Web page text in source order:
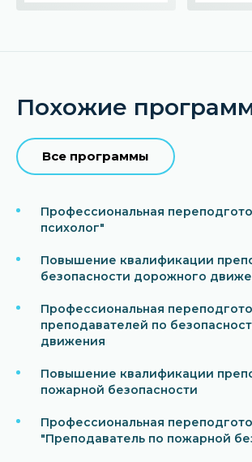
Похожие
Все программы
Профессиональная
психолог"
Повышение квалификации
безопасности дорожного
Профессиональная
преподавателей по
движения
Повышение квалификации
пожарной безопасности
Профессиональная
"Преподаватель по пожарной